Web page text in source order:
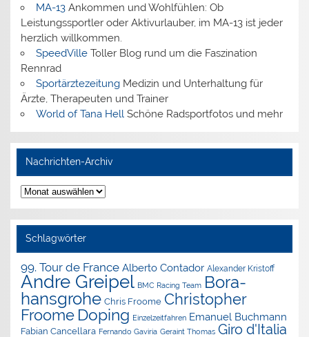
MA-13Ankommen und Wohlfühlen: Ob
Leistungssportler oder Aktivurlauber, im MA-13 ist jeder
herzlich willkommen.
SpeedVilleToller Blog rund um die Faszination
Rennrad
SportärztezeitungMedizin und Unterhaltung für
Ärzte, Therapeuten und Trainer
World of Tana HellSchöne Radsportfotos und mehr
Nachrichten-Archiv
Nachrichten-
Archiv
Schlagwörter
99. Tour de France Alberto Contador Alexander Kristoff
Andre Greipel BMC Racing Team Bora-
hansgrohe Chris Froome Christopher
Froome Doping Einzelzeitfahren Emanuel Buchmann
Fabian Cancellara Fernando Gaviria Geraint Thomas Giro d'Italia